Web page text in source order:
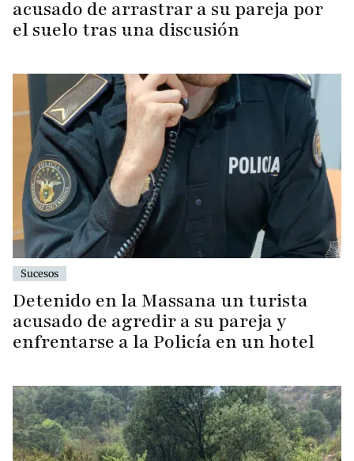
acusado de arrastrar a su pareja por
el suelo tras una discusión
Sucesos
Detenido en la Massana un turista
acusado de agredir a su pareja y
enfrentarse a la Policía en un hotel